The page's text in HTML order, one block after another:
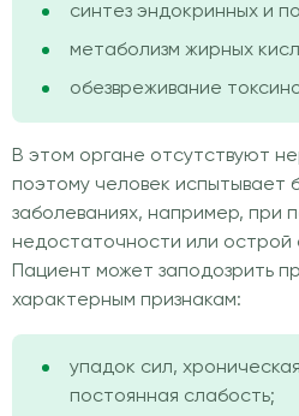
синтез эндокринных и
метаболизм жирных
обезвреживание
В этом органе отсутствуют
поэтому человек испытывает
заболеваниях, например, при
недостаточности или острой
Пациент может заподозрить
характерным признакам:
упадок сил,
постоянная слабость;